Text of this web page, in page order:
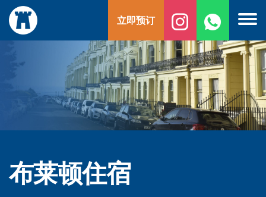
至
内
立即预订
布莱顿住宿